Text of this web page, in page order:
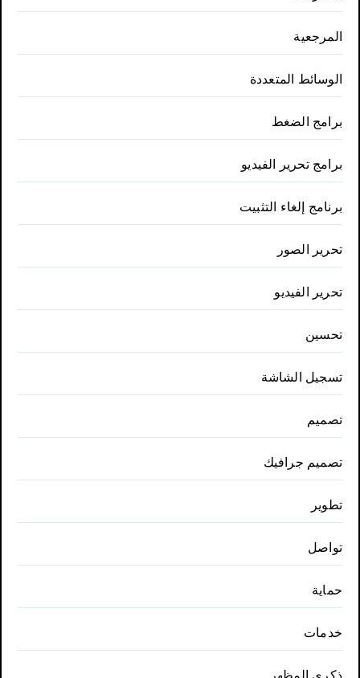
المرجعية
الوسائط المتعددة
برامج الضغط
برامج تحرير الفيديو
برنامج إلغاء التثبيت
تحرير الصور
تحرير الفيديو
تحسين
تسجيل الشاشة
تصميم
تصميم جرافيك
تطوير
تواصل
حماية
خدمات